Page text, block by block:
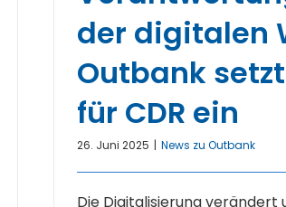
der digitalen
Outbank
für CDR ein
26. Juni 2025 | News zu Outbank
Die Digitalisierung verändert